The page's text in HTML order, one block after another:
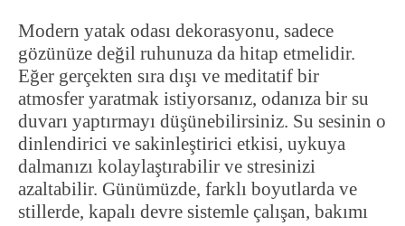
Modern yatak odası dekorasyonu, sadece
gözünüze değil ruhunuza da hitap etmelidir.
Eğer gerçekten sıra dışı ve meditatif bir
atmosfer yaratmak istiyorsanız, odanıza bir su
duvarı yaptırmayı düşünebilirsiniz. Su sesinin o
dinlendirici ve sakinleştirici etkisi, uykuya
dalmanızı kolaylaştırabilir ve stresinizi
azaltabilir. Günümüzde, farklı boyutlarda ve
stillerde, kapalı devre sistemle çalışan, bakımı